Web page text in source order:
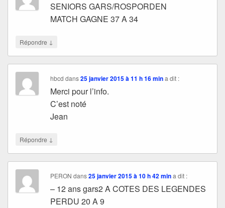
SENIORS GARS/ROSPORDEN
MATCH GAGNE 37 A 34
Répondre ↓
hbcd dans25 janvier 2015 à 11 h 16 min a dit :
Merci pour l’info.
C’est noté
Jean
Répondre ↓
PERON dans25 janvier 2015 à 10 h 42 min a dit :
– 12 ans gars2 A COTES DES LEGENDES
PERDU 20 A 9